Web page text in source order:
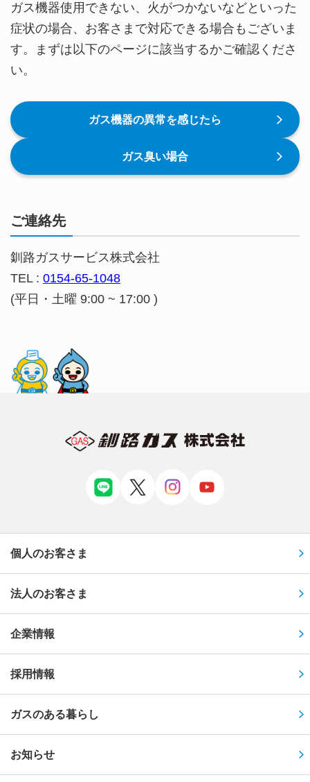
ガス機器使用できない、火がつかないなどといった
症状の場合、お客さまで対応できる場合もございま
す。まずは以下のページに該当するかご確認くださ
い。
ガス機器の異常を感じたら
ガス臭い場合
ご連絡先
釧路ガスサービス株式会社
TEL : 0154-65-1048
(平日・土曜 9:00 ~ 17:00 )
個人のお客さま
法人のお客さま
企業情報
採用情報
ガスのある暮らし
お知らせ